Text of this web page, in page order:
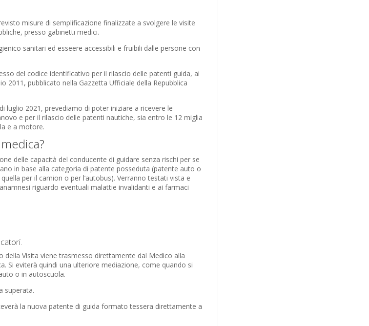
misure di semplificazione finalizzate a svolgere le visite
presso gabinetti medici.
sanitari ed esseere accessibili e fruibili dalle persone con
del codice identificativo per il rilascio delle patenti guida, ai
2011, pubblicato nella Gazzetta Ufficiale della Repubblica
luglio 2021, prevediamo di poter iniziare a ricevere le
e per il rilascio delle patenti nautiche, sia entro le 12 miglia
e a motore.
delle capacità del conducente di guidare senza rischi per se
in base alla categoria di patente posseduta (patente auto o
per il camion o per l’autobus). Verranno testati vista e
riguardo eventuali malattie invalidanti e ai farmaci
della Visita viene trasmesso direttamente dal Medico alla
Si eviterà quindi una ulteriore mediazione, come quando si
o in autoscuola.
superata.
la nuova patente di guida formato tessera direttamente a